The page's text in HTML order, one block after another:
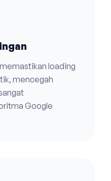
loading
mencegah
Google